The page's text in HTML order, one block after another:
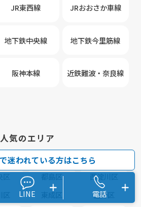
JR東西線 JRおおさか車線
地下鉄中央線 地下鉄今里筋線
阪神本線 近鉄難波・奈良線
人気のエリア
天王寺区
浪速区
西淀川区
東成区 生野区
迷われている方はこちら
LINE 電話